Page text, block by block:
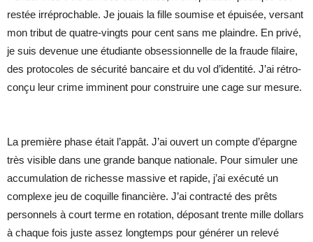
restée irréprochable. Je jouais la fille soumise et épuisée, versant
mon tribut de quatre-vingts pour cent sans me plaindre. En privé,
je suis devenue une étudiante obsessionnelle de la fraude filaire,
des protocoles de sécurité bancaire et du vol d’identité. J’ai rétro-
conçu leur crime imminent pour construire une cage sur mesure.
La première phase était l’appât. J’ai ouvert un compte d’épargne
très visible dans une grande banque nationale. Pour simuler une
accumulation de richesse massive et rapide, j’ai exécuté un
complexe jeu de coquille financière. J’ai contracté des prêts
personnels à court terme en rotation, déposant trente mille dollars
à chaque fois juste assez longtemps pour générer un relevé